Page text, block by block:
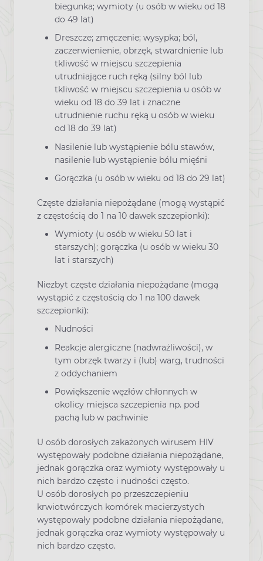
biegunka; wymioty (u osób w wieku od 18
do 49 lat)
Dreszcze; zmęczenie; wysypka; ból,
zaczerwienienie, obrzęk, stwardnienie lub
tkliwość w miejscu szczepienia
utrudniające ruch ręką (silny ból lub
tkliwość w miejscu szczepienia u osób w
wieku od 18 do 39 lat i znaczne
utrudnienie ruchu ręką u osób w wieku
od 18 do 39 lat)
Nasilenie lub wystąpienie bólu stawów,
nasilenie lub wystąpienie bólu mięśni
Gorączka (u osób w wieku od 18 do 29 lat)
Częste działania niepożądane (mogą wystąpić
z częstością do 1 na 10 dawek szczepionki):
Wymioty (u osób w wieku 50 lat i
starszych); gorączka (u osób w wieku 30
lat i starszych)
Niezbyt częste działania niepożądane (mogą
wystąpić z częstością do 1 na 100 dawek
szczepionki):
Nudności
Reakcje alergiczne (nadwrażliwości), w
tym obrzęk twarzy i (lub) warg, trudności
z oddychaniem
Powiększenie węzłów chłonnych w
okolicy miejsca szczepienia np. pod
pachą lub w pachwinie
U osób dorosłych zakażonych wirusem HIV
występowały podobne działania niepożądane,
jednak gorączka oraz wymioty występowały u
nich bardzo często i nudności często.
U osób dorosłych po przeszczepieniu
krwiotwórczych komórek macierzystych
występowały podobne działania niepożądane,
jednak gorączka oraz wymioty występowały u
nich bardzo często.